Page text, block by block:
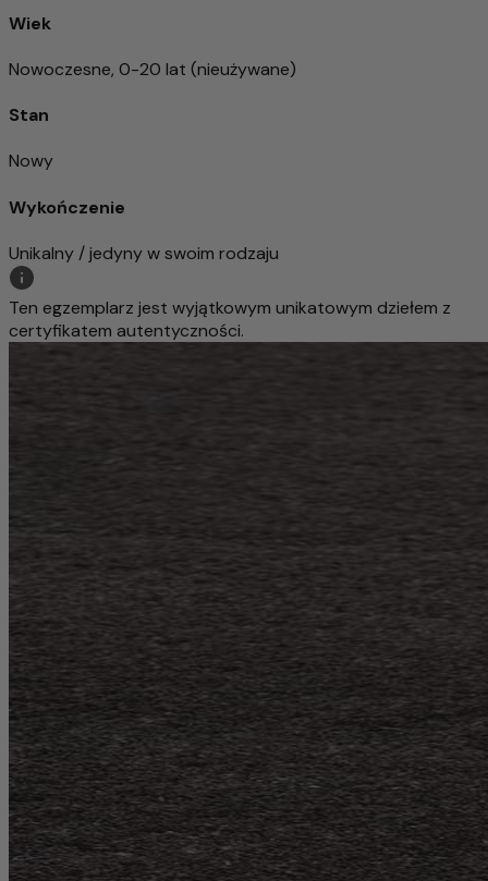
Wiek
Nowoczesne, 0-20 lat (nieużywane)
Stan
Nowy
Wykończenie
Unikalny / jedyny w swoim rodzaju
Ten egzemplarz jest wyjątkowym unikatowym dziełem z
certyfikatem autentyczności.